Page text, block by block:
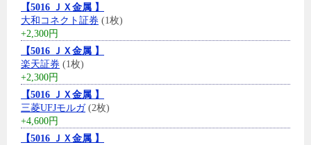
【5016 ＪＸ金属 】
大和コネクト証券 (1枚)
+2,300円
【5016 ＪＸ金属 】
楽天証券 (1枚)
+2,300円
【5016 ＪＸ金属 】
三菱UFJモルガ(2枚)
+4,600円
【5016 ＪＸ金属 】